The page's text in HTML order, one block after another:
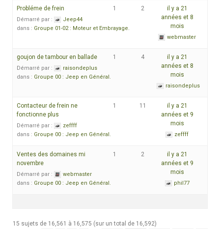
Probléme de frein
Démarré par :
Jeep44
dans : Groupe 01-02 : Moteur et Embrayage.
1 2
il y a 21
années et 8
mois
webmaster
goujon de tambour en ballade
Démarré par :
raisondeplus
dans : Groupe 00 : Jeep en Général.
1 4
il y a 21
années et 8
mois
raisondeplus
Contacteur de frein ne
fonctionne plus
Démarré par :
zeffff
dans : Groupe 00 : Jeep en Général.
1 11
il y a 21
années et 9
mois
zeffff
Ventes des domaines mi
novembre
Démarré par :
webmaster
dans : Groupe 00 : Jeep en Général.
1 2
il y a 21
années et 9
mois
phil77
15 sujets de 16,561 à 16,575 (sur un total de 16,592)